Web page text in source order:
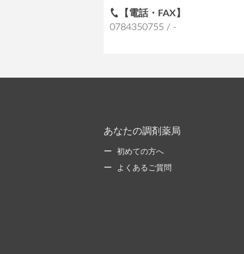
【電話・FAX】
0784350755 / -
あなたの調剤薬局
初めての方へ
よくあるご質問